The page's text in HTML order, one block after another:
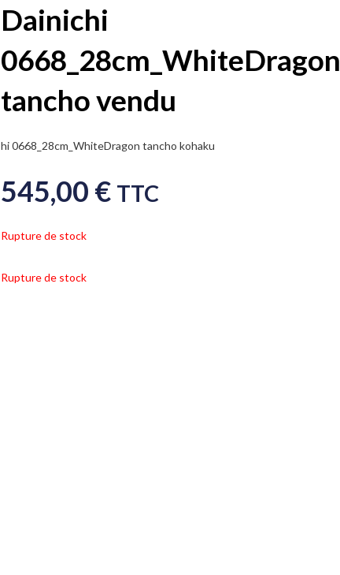
Dainichi
0668_28cm_WhiteDragon
tancho vendu
hi 0668_28cm_WhiteDragon tancho kohaku
545,00 € TTC
Rupture de stock
Rupture de stock